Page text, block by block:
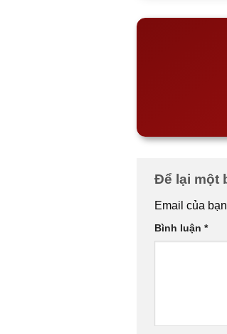
Để lại một
Email của
Bình luận *